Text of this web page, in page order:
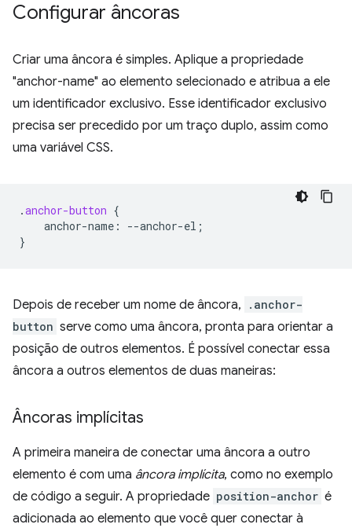
Configurar âncoras
Criar uma âncora é simples. Aplique a propriedade
"anchor-name" ao elemento selecionado e atribua a ele
um identificador exclusivo. Esse identificador exclusivo
precisa ser precedido por um traço duplo, assim como
uma variável CSS.
.anchor-button {
anchor-name : --anchor-el ;
}
Depois de receber um nome de âncora,
.anchor-
button serve como uma âncora, pronta para orientar a
posição de outros elementos. É possível conectar essa
âncora a outros elementos de duas maneiras:
Âncoras implícitas
A primeira maneira de conectar uma âncora a outro
elemento é com uma âncora implícita, como no exemplo
de código a seguir. A propriedade position-anchor é
adicionada ao elemento que você quer conectar à